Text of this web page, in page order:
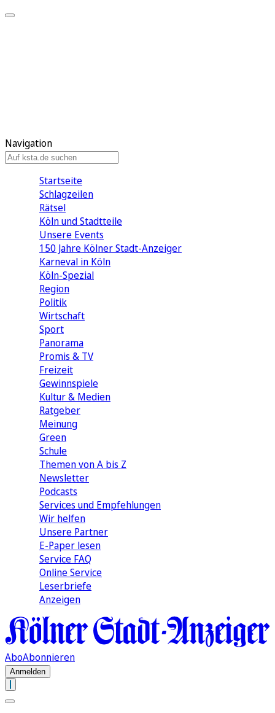
Navigation
Startseite
Schlagzeilen
Rätsel
Köln und Stadtteile
Unsere Events
150 Jahre Kölner Stadt-Anzeiger
Karneval in Köln
Köln-Spezial
Region
Politik
Wirtschaft
Sport
Panorama
Promis & TV
Freizeit
Gewinnspiele
Kultur & Medien
Ratgeber
Meinung
Green
Schule
Themen von A bis Z
Newsletter
Podcasts
Services und Empfehlungen
Wir helfen
Unsere Partner
E-Paper lesen
Service FAQ
Online Service
Leserbriefe
Anzeigen
AboAbonnieren
Anmelden